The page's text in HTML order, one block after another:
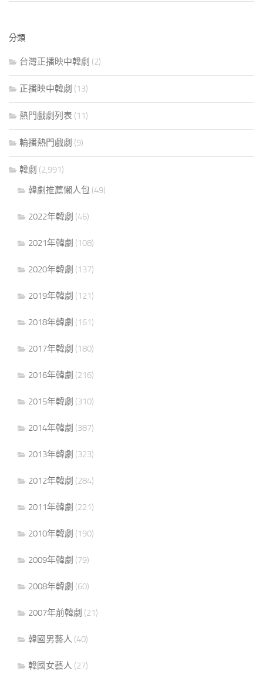
分類
台灣正播映中韓劇 (2)
正播映中韓劇 (13)
熱門戲劇列表 (11)
輪播熱門戲劇 (9)
韓劇 (2,991)
韓劇推薦懶人包 (49)
2022年韓劇 (46)
2021年韓劇 (108)
2020年韓劇 (137)
2019年韓劇 (121)
2018年韓劇 (161)
2017年韓劇 (180)
2016年韓劇 (216)
2015年韓劇 (310)
2014年韓劇 (387)
2013年韓劇 (323)
2012年韓劇 (284)
2011年韓劇 (221)
2010年韓劇 (190)
2009年韓劇 (79)
2008年韓劇 (60)
2007年前韓劇 (21)
韓國男藝人 (40)
韓國女藝人 (27)